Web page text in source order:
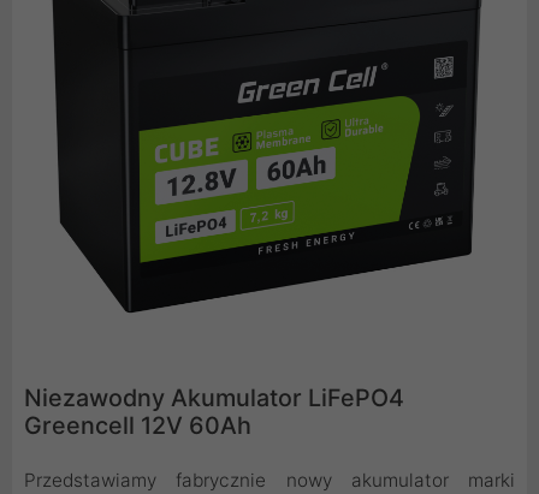
Niezawodny Akumulator LiFePO4
Greencell 12V 60Ah
Przedstawiamy fabrycznie nowy akumulator marki